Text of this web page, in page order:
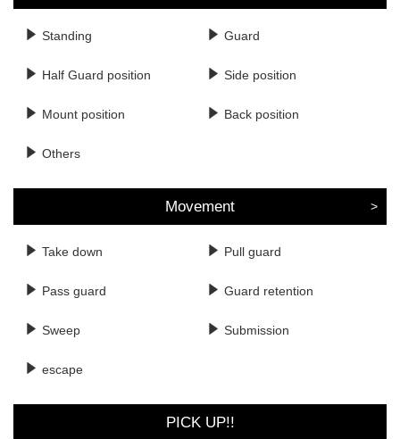
Standing Guard
Half Guard position Side position
Mount position Back position
Others
Movement
Take down Pull guard
Pass guard Guard retention
Sweep Submission
escape
PICK UP!!